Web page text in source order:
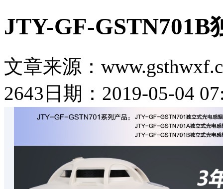
JTY-GF-GSTN701B
文章来源：
2643 日期：2019-05-04